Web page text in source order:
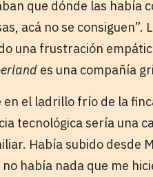
que dónde las había
acá no se
una frustración
es una compañía
en el ladrillo frío de la
tecnológica sería una
Había subido desde
había nada que me